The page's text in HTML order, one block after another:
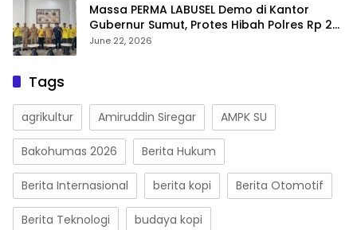
Massa PERMA LABUSEL Demo di Kantor
Gubernur Sumut, Protes Hibah Polres Rp 25
M-Desak Pilkades
June 22, 2026
Tags
agrikultur Amiruddin Siregar AMPK SU
Bakohumas 2026 Berita Hukum
Berita Internasional berita kopi Berita Otomotif
Berita Teknologi budaya kopi